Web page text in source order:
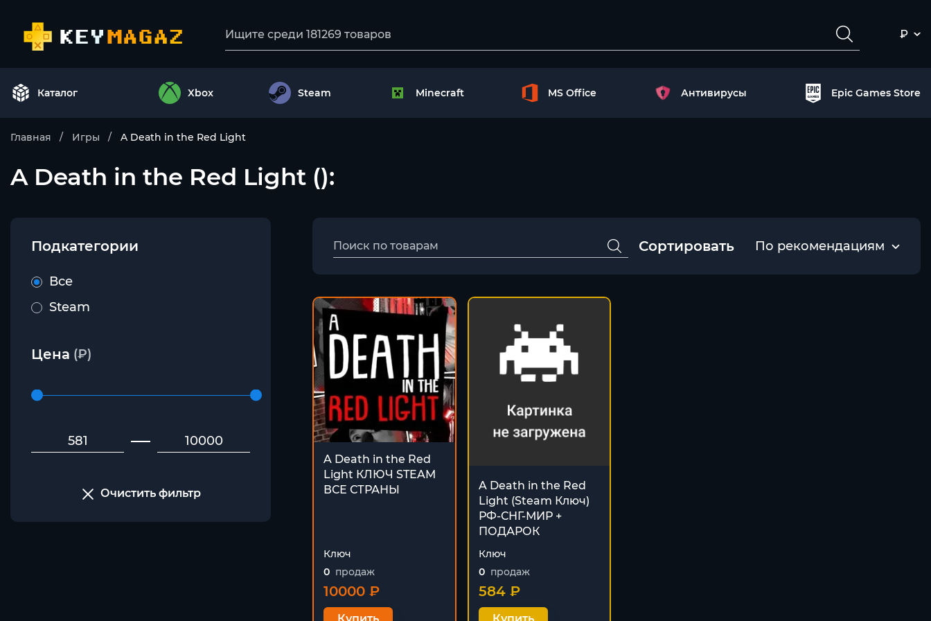
₽
Каталог Xbox Steam Minecraft MS Office Антивирусы Epic Games Store
Главная Игры A Death in the Red Light
A Death in the Red Light ():
Подкатегории
Все
Steam
Цена (₽)
Очистить фильтр
Сортировать По рекомендациям
A Death in the Red
Light КЛЮЧ STEAM
ВСЕ СТРАНЫ
Ключ
0 продаж
10000 ₽
A Death in the Red
Light (Steam Ключ)
РФ-СНГ-МИР +
ПОДАРОК
Ключ
0 продаж
584 ₽